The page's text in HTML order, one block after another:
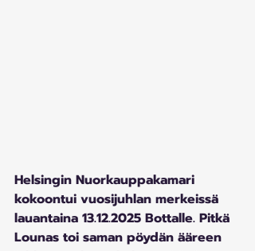
Helsingin Nuorkauppakamari
kokoontui vuosijuhlan merkeissä
lauantaina 13.12.2025 Bottalle. Pitkä
Lounas toi saman pöydän ääreen